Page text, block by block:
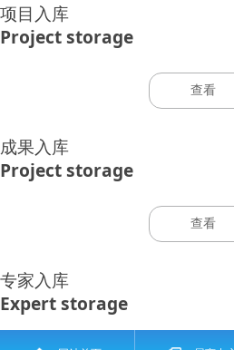
项目入库
Project storage
查看
成果入库
Project storage
查看
专家入库
Expert storage